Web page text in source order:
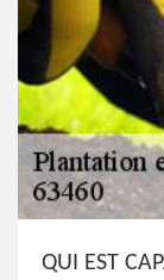
QUI EST